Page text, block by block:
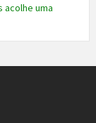
acolhe uma